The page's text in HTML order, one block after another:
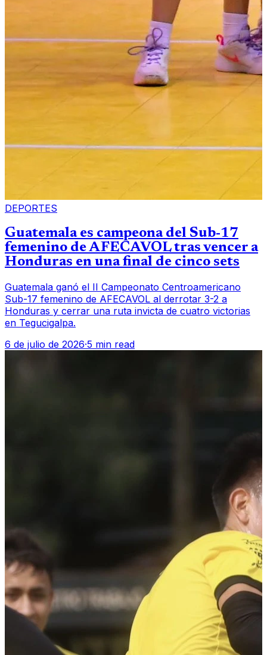
DEPORTES
Guatemala es campeona del Sub-17
femenino de AFECAVOL tras vencer a
Honduras en una final de cinco sets
Guatemala ganó el II Campeonato Centroamericano
Sub-17 femenino de AFECAVOL al derrotar 3-2 a
Honduras y cerrar una ruta invicta de cuatro victorias
en Tegucigalpa.
6 de julio de 2026·5 min read